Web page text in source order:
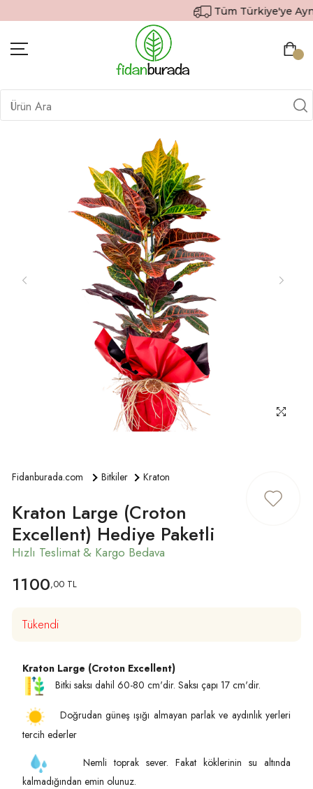
Tüm Türkiye'ye Aynı
BITKILER
İÇ MEKAN BITKILERI
DEKORATIF SAKSILI BITKILER
DIŞ MEKAN BITKILERI
TOPRAK & GÜBRE
Fidanburada.com Bitkiler Kraton
Kraton Large (Croton
Excellent) Hediye Paketli
1100,00 TL
Tükendi
Kraton Large (Croton Excellent)
Bitki saksı dahil 60-80 cm'dir. Saksı çapı 17 cm'dir.
Doğrudan güneş ışığı almayan parlak ve aydınlık yerleri
tercih ederler
Nemli toprak sever. Fakat köklerinin su altında
kalmadığından emin olunuz.